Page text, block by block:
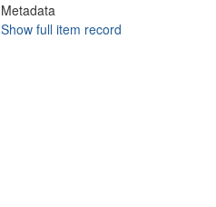
Metadata
Show full item record